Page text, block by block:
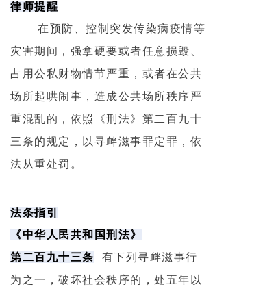
律师提醒
在预防、控制突发传染病疫情等
灾害期间，强拿硬要或者任意损毁、
占用公私财物情节严重，或者在公共
场所起哄闹事，造成公共场所秩序严
重混乱的，依照《刑法》第二百九十
三条的规定，以寻衅滋事罪定罪，依
法从重处罚。
法条指引
《中华人民共和国刑法》
第二百九十三条 有下列寻衅滋事行
为之一，破坏社会秩序的，处五年以